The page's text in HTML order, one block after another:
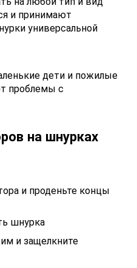
и принимают
универсальной
дети и пожилые
проблемы с
на шнурках
и проденьте концы
шнурка
и защелкните